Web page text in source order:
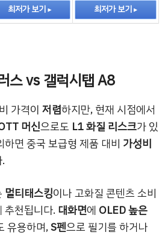
최저가 보기 최저가 보기
스 vs 갤럭시탭 A8
가격이 저렴하지만, 현재 시점에서
머신으로도 L1 화질 리스크가 있
하면 중국 보급형 제품 대비 가성비
멀티태스킹이나 고화질 콘텐츠 소비
추천됩니다. 대화면에 OLED 높은
유용하며,S펜으로 필기를 하거나